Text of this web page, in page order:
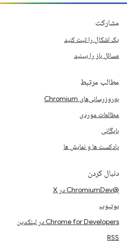
مشارکت
یک اشکال را ثبت کنید
مسائل باز را ببینید
مطالب مرتبط
به‌روزرسانی‌های Chromium
مطالعات موردی
بایگانی
پادکست ها و نمایش ها
دنبال کردن
@ChromiumDev در X
یوتیوب
Chrome for Developers در لینکدین
RSS